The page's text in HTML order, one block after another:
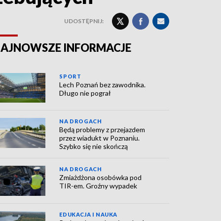
UDOSTĘPNIJ:
INFORMACJE
SPORT
Lech Poznań bez zawodnika.
Długo nie pograł
NA DROGACH
Będą problemy z przejazdem
przez wiadukt w Poznaniu.
Szybko się nie skończą
NA DROGACH
Zmiażdżona osobówka pod
TIR-em. Groźny wypadek
EDUKACJA I NAUKA